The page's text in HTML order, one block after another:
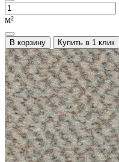
м²
В корзину Купить в 1 клик